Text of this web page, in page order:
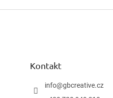
Kontakt
info@gbcreative.cz